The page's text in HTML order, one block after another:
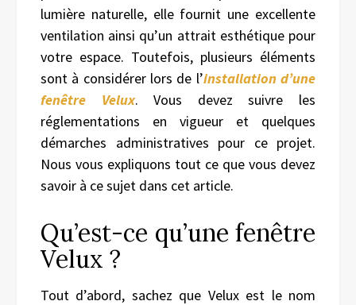
lumière naturelle, elle fournit une excellente
ventilation ainsi qu’un attrait esthétique pour
votre espace. Toutefois, plusieurs éléments
sont à considérer lors de l’installation d’une
fenêtre Velux. Vous devez suivre les
réglementations en vigueur et quelques
démarches administratives pour ce projet.
Nous vous expliquons tout ce que vous devez
savoir à ce sujet dans cet article.
Qu’est-ce qu’une fenêtre
Velux ?
Tout d’abord, sachez que Velux est le nom